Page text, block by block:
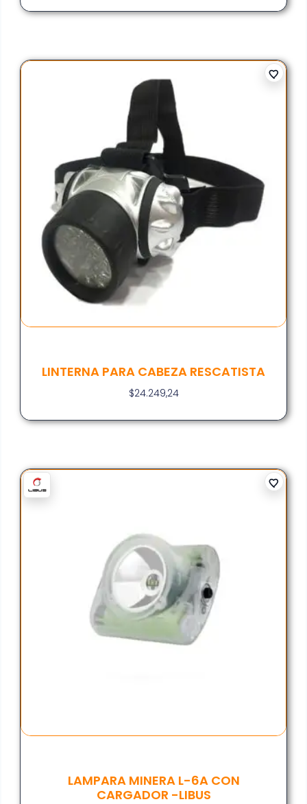
LINTERNA PARA CABEZA RESCATISTA
$24.249,24
LAMPARA MINERA L-6A CON
CARGADOR -LIBUS